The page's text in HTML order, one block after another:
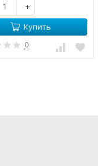
+
Купить
0